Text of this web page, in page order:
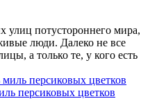
улиц потустороннего мира,
люди. Далеко не все
а только те, у кого есть
персиковых цветков